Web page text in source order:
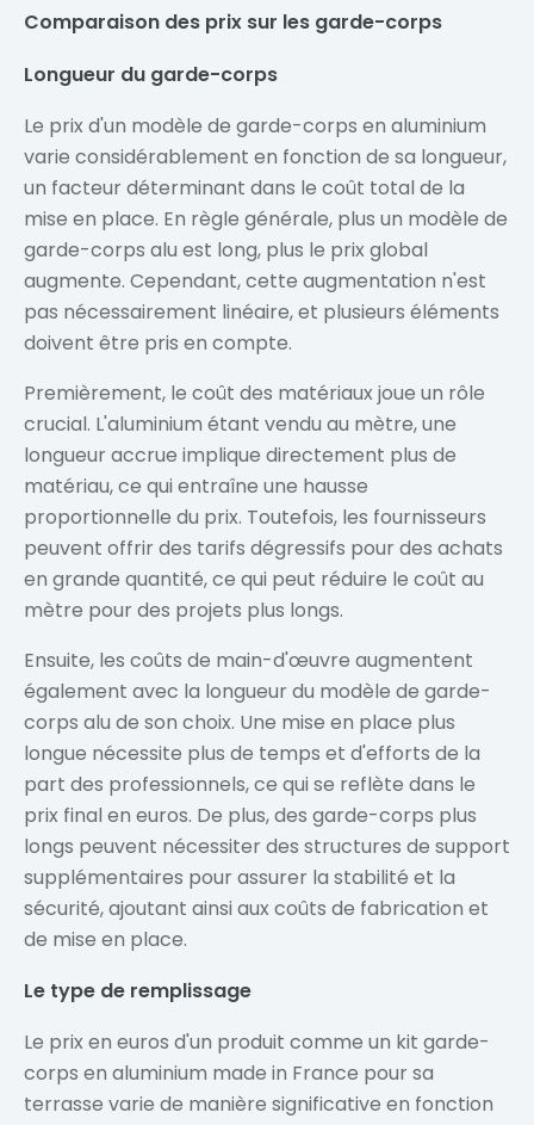
Comparaison des prix sur les garde-corps
Longueur du garde-corps
Le prix d'un modèle de garde-corps en aluminium
varie considérablement en fonction de sa longueur,
un facteur déterminant dans le coût total de la
mise en place. En règle générale, plus un modèle de
garde-corps alu est long, plus le prix global
augmente. Cependant, cette augmentation n'est
pas nécessairement linéaire, et plusieurs éléments
doivent être pris en compte.
Premièrement, le coût des matériaux joue un rôle
crucial. L'aluminium étant vendu au mètre, une
longueur accrue implique directement plus de
matériau, ce qui entraîne une hausse
proportionnelle du prix. Toutefois, les fournisseurs
peuvent offrir des tarifs dégressifs pour des achats
en grande quantité, ce qui peut réduire le coût au
mètre pour des projets plus longs.
Ensuite, les coûts de main-d'œuvre augmentent
également avec la longueur du modèle de garde-
corps alu de son choix. Une mise en place plus
longue nécessite plus de temps et d'efforts de la
part des professionnels, ce qui se reflète dans le
prix final en euros. De plus, des garde-corps plus
longs peuvent nécessiter des structures de support
supplémentaires pour assurer la stabilité et la
sécurité, ajoutant ainsi aux coûts de fabrication et
de mise en place.
Le type de remplissage
Le prix en euros d'un produit comme un kit garde-
corps en aluminium made in France pour sa
terrasse varie de manière significative en fonction